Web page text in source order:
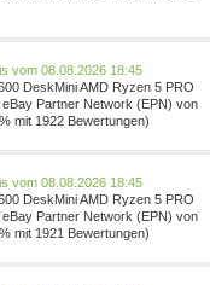
vom 08.08.2026 18:45
DeskMini AMD Ryzen 5 PRO
1TB SSD Win11 Pro 90BXG4601-
A10GA0W
Partner Network (EPN) von
mit 1922 Bewertungen)
vom 08.08.2026 18:45
DeskMini AMD Ryzen 5 PRO
1TB SSD Win11 Pro 90BXG4601-
A10GA0W
Partner Network (EPN) von
mit 1921 Bewertungen)